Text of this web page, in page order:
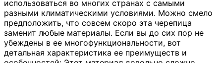
использоваться во многих странах с самыми
разными климатическими условиями. Можно смело
предположить, что совсем скоро эта черепица
заменит любые материалы. Если вы до сих пор не
убеждены в ее многофункциональности, вот
детальная характеристика ее преимуществ и